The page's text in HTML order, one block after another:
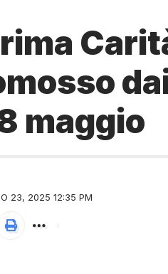
maggio
23, 2025 12:35 PM